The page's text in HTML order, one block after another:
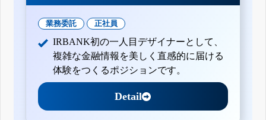
業務委託 正社員
IRBANK初の一人目デザイナーとして、
複雑な金融情報を美しく直感的に届ける
体験をつくるポジションです。
Detail